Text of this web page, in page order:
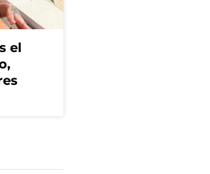
el